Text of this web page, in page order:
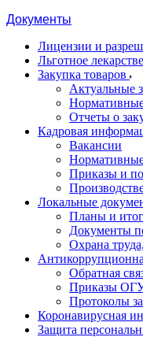
Документы
Лицензии и
Льготное
Закупка товаров
Актуальные
Отчеты о
Кадровая
Вакансии
Приказы и
Локальные
Планы и
Документы
Охрана
Обратная
Приказы
Протоколы
Коронавирусная
Защита